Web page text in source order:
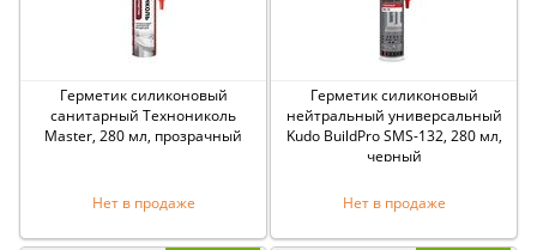
Герметик силиконовый
санитарный Технониколь
Master, 280 мл, прозрачный
Нет в продаже
Герметик силиконовый
нейтральный универсальный
Kudo BuildPro SMS-132, 280 мл,
черный
Нет в продаже